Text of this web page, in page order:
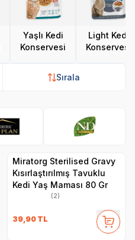
Yaşlı Kedi
Konservesi
Light Kedi
Konservesi
Sırala
Miratorg Sterilised Gravy
Kısırlaştırılmış Tavuklu
Kedi Yaş Maması 80 Gr
(2)
39,90 TL